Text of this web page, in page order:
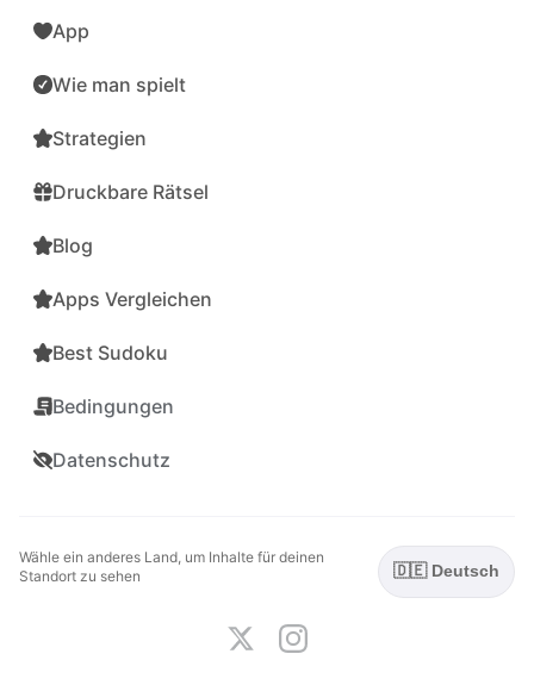
App
Wie man spielt
Strategien
Druckbare Rätsel
Blog
Apps Vergleichen
Best Sudoku
Bedingungen
Datenschutz
Wähle ein anderes Land, um Inhalte für deinen
Standort zu sehen
🇩🇪 Deutsch